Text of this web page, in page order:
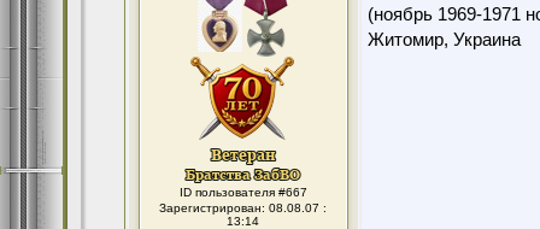
ID пользователя #667
Зарегистрирован: 08.08.07 :
13:14
(ноябрь 1969-1971
Житомир, Украина